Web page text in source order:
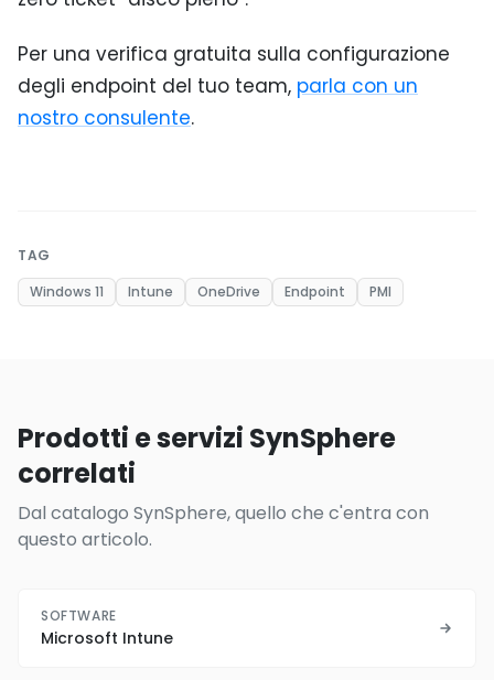
Per una verifica gratuita sulla configurazione
degli endpoint del tuo team, parla con un
nostro consulente.
TAG
Windows 11
Intune OneDrive Endpoint PMI
Prodotti e servizi SynSphere
correlati
Dal catalogo SynSphere, quello che c'entra con
questo articolo.
SOFTWARE
Microsoft Intune